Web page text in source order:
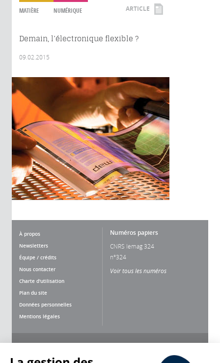
MATIÈRE NUMÉRIQUE ARTICLE
Demain, l’électronique flexible ?
09.02.2015
À propos
Newsletters
Équipe / crédits
Nous contacter
Charte d'utilisation
Plan du site
Données personnelles
Mentions légales
Numéros papiers
CNRS lemag 324
n°324
Voir tous les numéros